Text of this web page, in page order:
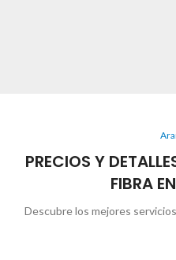
PRECIOS Y
FIBRA
Descubre los mejores